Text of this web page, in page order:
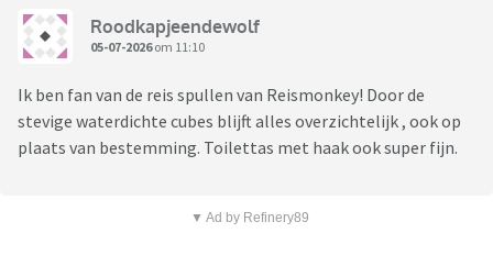
Roodkapjeendewolf
05-07-2026om 11:10
Ik ben fan van de reis spullen van Reismonkey! Door de
stevige waterdichte cubes blijft alles overzichtelijk , ook op
plaats van bestemming. Toilettas met haak ook super fijn.
▼ Ad by Refinery89